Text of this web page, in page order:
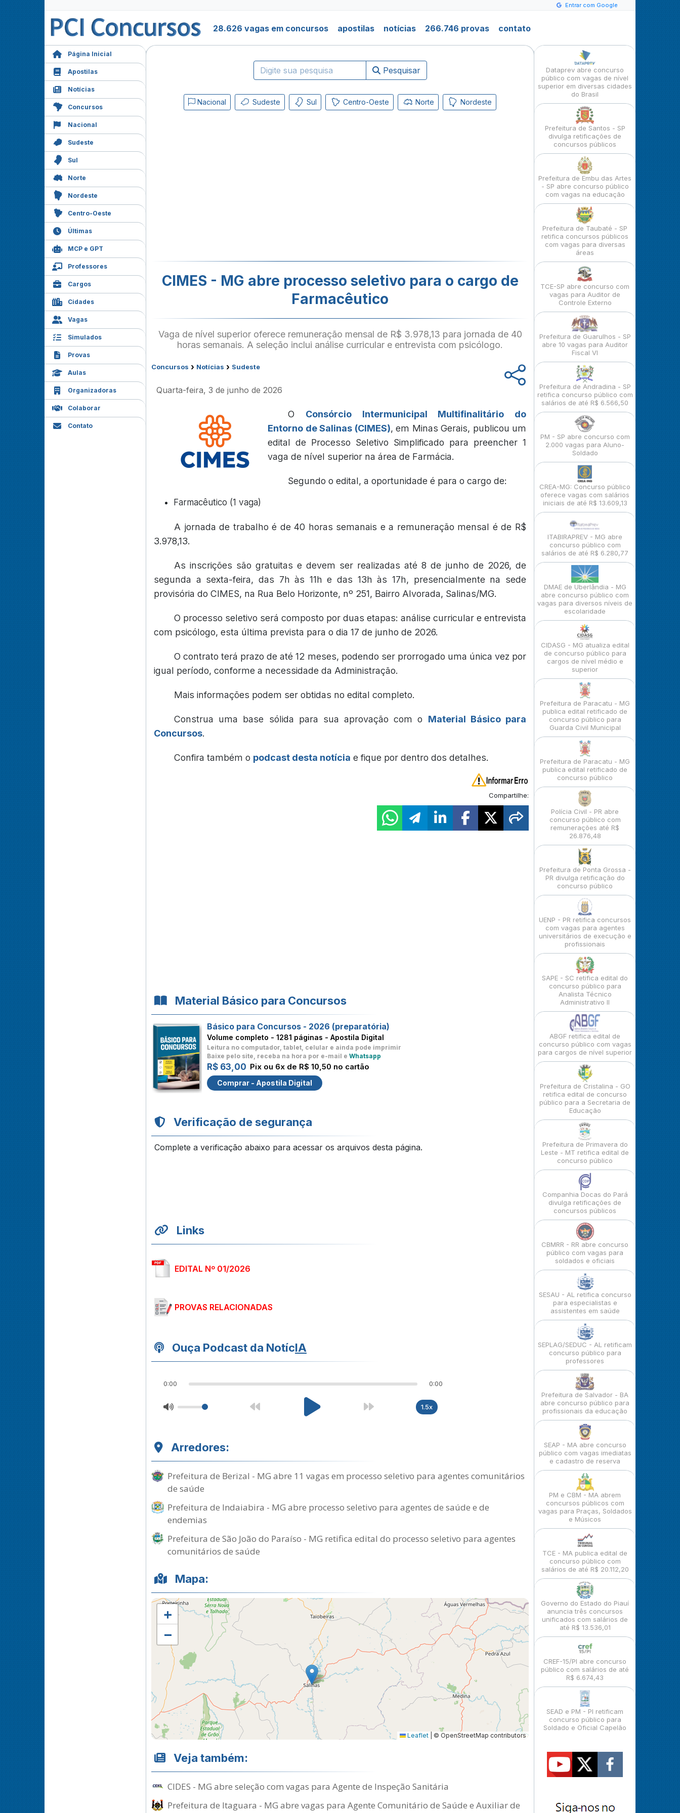
Entrar com Google
28.626 vagas em concursos apostilas notícias 266.746 provas contato
Página Inicial
Apostilas
Notícias
Concursos
Nacional
Sudeste
Sul
Norte
Nordeste
Centro-Oeste
Últimas
MCP e GPT
Professores
Cargos
Cidades
Vagas
Simulados
Provas
Aulas
Organizadoras
Colaborar
Contato
Pesquisar
Nacional Sudeste Sul Centro-Oeste Norte Nordeste
CIMES - MG abre processo seletivo para o cargo de
Farmacêutico
Vaga de nível superior oferece remuneração mensal de R$ 3.978,13 para jornada de 40
horas semanais. A seleção inclui análise curricular e entrevista com psicólogo.
Concursos › Notícias › Sudeste
Quarta-feira, 3 de junho de 2026
O Consórcio Intermunicipal Multifinalitário do
Entorno de Salinas (CIMES), em Minas Gerais, publicou um
edital de Processo Seletivo Simplificado para preencher 1
vaga de nível superior na área de Farmácia.
Segundo o edital, a oportunidade é para o cargo de:
Farmacêutico (1 vaga)
A jornada de trabalho é de 40 horas semanais e a remuneração mensal é de R$
3.978,13.
As inscrições são gratuitas e devem ser realizadas até 8 de junho de 2026, de
segunda a sexta-feira, das 7h às 11h e das 13h às 17h, presencialmente na sede
provisória do CIMES, na Rua Belo Horizonte, nº 251, Bairro Alvorada, Salinas/MG.
O processo seletivo será composto por duas etapas: análise curricular e entrevista
com psicólogo, esta última prevista para o dia 17 de junho de 2026.
O contrato terá prazo de até 12 meses, podendo ser prorrogado uma única vez por
igual período, conforme a necessidade da Administração.
Mais informações podem ser obtidas no edital completo.
Construa uma base sólida para sua aprovação com o Material Básico para
Concursos.
Confira também o podcast desta notícia e fique por dentro dos detalhes.
Compartilhe:
Material Básico para Concursos
Básico para Concursos - 2026 (preparatória)
Volume completo - 1281 páginas - Apostila Digital
Leitura no computador, tablet, celular e ainda pode imprimir
Baixe pelo site, receba na hora por e-mail e Whatsapp
R$ 63,00 Pix ou 6x de R$ 10,50 no cartão
Comprar - Apostila Digital
Verificação de segurança
Complete a verificação abaixo para acessar os arquivos desta página.
Links
EDITAL Nº 01/2026
PROVAS RELACIONADAS
Ouça Podcast da NotícIA
0:00 0:00
1.5x
Arredores:
Prefeitura de Berizal - MG abre 11 vagas em processo seletivo para agentes comunitários
de saúde
Prefeitura de Indaiabira - MG abre processo seletivo para agentes de saúde e de
endemias
Prefeitura de São João do Paraíso - MG retifica edital do processo seletivo para agentes
comunitários de saúde
Mapa:
+
−
Leaflet © OpenStreetMap contributors
Veja também:
CIDES - MG abre seleção com vagas para Agente de Inspeção Sanitária
Prefeitura de Itaguara - MG abre vagas para Agente Comunitário de Saúde e Auxiliar de
Dataprev abre concurso
público com vagas de nível
superior em diversas cidades
do Brasil
Prefeitura de Santos - SP
divulga retificações de
concursos públicos
Prefeitura de Embu das Artes
- SP abre concurso público
com vagas na educação
Prefeitura de Taubaté - SP
retifica concursos públicos
com vagas para diversas
áreas
TCE-SP abre concurso com
vagas para Auditor de
Controle Externo
Prefeitura de Guarulhos - SP
abre 10 vagas para Auditor
Fiscal VI
Prefeitura de Andradina - SP
retifica concurso público com
salários de até R$ 6.566,50
PM - SP abre concurso com
2.000 vagas para Aluno-
Soldado
CREA-MG: Concurso público
oferece vagas com salários
iniciais de até R$ 13.609,13
ITABIRAPREV - MG abre
concurso público com
salários de até R$ 6.280,77
DMAE de Uberlândia - MG
abre concurso público com
vagas para diversos níveis de
escolaridade
CIDASG - MG atualiza edital
de concurso público para
cargos de nível médio e
superior
Prefeitura de Paracatu - MG
publica edital retificado de
concurso público para
Guarda Civil Municipal
Prefeitura de Paracatu - MG
publica edital retificado de
concurso público
Polícia Civil - PR abre
concurso público com
remunerações até R$
26.876,48
Prefeitura de Ponta Grossa -
PR divulga retificação do
concurso público
UENP - PR retifica concursos
com vagas para agentes
universitários de execução e
profissionais
SAPE - SC retifica edital do
concurso público para
Analista Técnico
Administrativo II
ABGF retifica edital de
concurso público com vagas
para cargos de nível superior
Prefeitura de Cristalina - GO
retifica edital de concurso
público para a Secretaria de
Educação
Prefeitura de Primavera do
Leste - MT retifica edital de
concurso público
Companhia Docas do Pará
divulga retificações de
concursos públicos
CBMRR - RR abre concurso
público com vagas para
soldados e oficiais
SESAU - AL retifica concurso
para especialistas e
assistentes em saúde
SEPLAG/SEDUC - AL retificam
concurso público para
professores
Prefeitura de Salvador - BA
abre concurso público para
profissionais da educação
SEAP - MA abre concurso
público com vagas imediatas
e cadastro de reserva
PM e CBM - MA abrem
concursos públicos com
vagas para Praças, Soldados
e Músicos
TCE - MA publica edital de
concurso público com
salários de até R$ 20.112,20
Governo do Estado do Piauí
anuncia três concursos
unificados com salários de
até R$ 13.536,01
CREF-15/PI abre concurso
público com salários de até
R$ 6.674,43
SEAD e PM - PI retificam
concurso público para
Soldado e Oficial Capelão